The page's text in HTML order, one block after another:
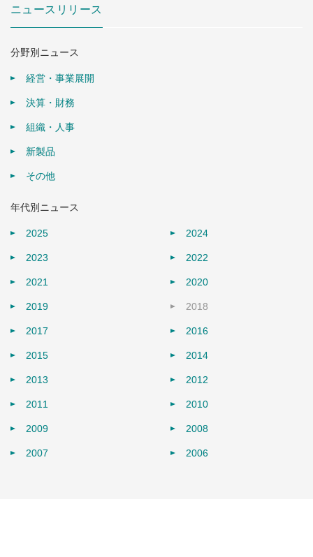
ニュースリリース
分野別ニュース
経営・事業展開
決算・財務
組織・人事
新製品
その他
年代別ニュース
2025 2024
2023 2022
2021 2020
2019 2018
2017 2016
2015 2014
2013 2012
2011 2010
2009 2008
2007 2006